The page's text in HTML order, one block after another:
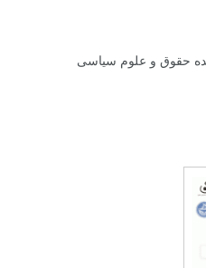
حقوق و علوم سیاسی